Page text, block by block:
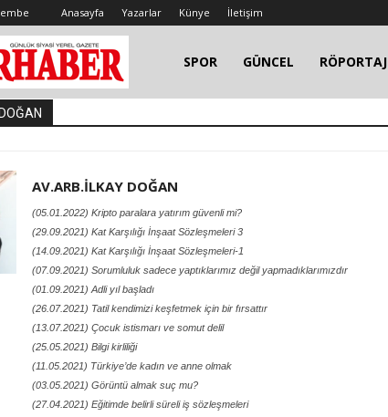
Anasayfa Yazarlar Künye İletişim
SPOR GÜNCEL RÖPORTAJ
AV.ARB.İLKAY DOĞAN
(05.01.2022) Kripto paralara yatırım güvenli mi?
(29.09.2021) Kat Karşılığı İnşaat Sözleşmeleri 3
(14.09.2021) Kat Karşılığı İnşaat Sözleşmeleri-1
(07.09.2021) Sorumluluk sadece yaptıklarımız değil yapmadıklarımızdır
(01.09.2021) Adli yıl başladı
(26.07.2021) Tatil kendimizi keşfetmek için bir fırsattır
(13.07.2021) Çocuk istismarı ve somut delil
(25.05.2021) Bilgi kirliliği
(11.05.2021) Türkiye’de kadın ve anne olmak
(03.05.2021) Görüntü almak suç mu?
(27.04.2021) Eğitimde belirli süreli iş sözleşmeleri